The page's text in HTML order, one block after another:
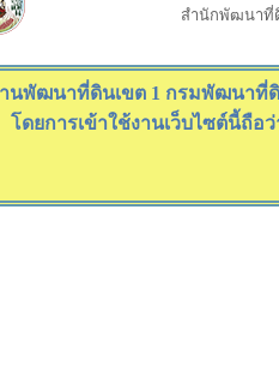
สำนักพัฒนาที่ดิ
นพัฒนาที่ดินเขต 1 กรมพัฒนาที่ดิ
โดยการเข้าใช้งานเว็บไซต์นี้ถื